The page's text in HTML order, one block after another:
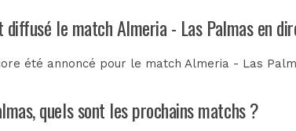
diffusé le match Almeria - Las Palmas en
été annoncé pour le match Almeria - Las
quels sont les prochains matchs ?